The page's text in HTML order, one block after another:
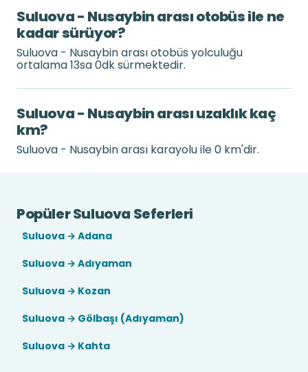
Suluova - Nusaybin arası otobüs ile ne
kadar sürüyor?
Suluova - Nusaybin arası otobüs yolculuğu
ortalama 13sa 0dk sürmektedir.
Suluova - Nusaybin arası uzaklık kaç
km?
Suluova - Nusaybin arası karayolu ile 0 km'dir.
Popüler Suluova Seferleri
Suluova → Adana
Suluova → Adıyaman
Suluova → Kozan
Suluova → Gölbaşı (Adıyaman)
Suluova → Kahta